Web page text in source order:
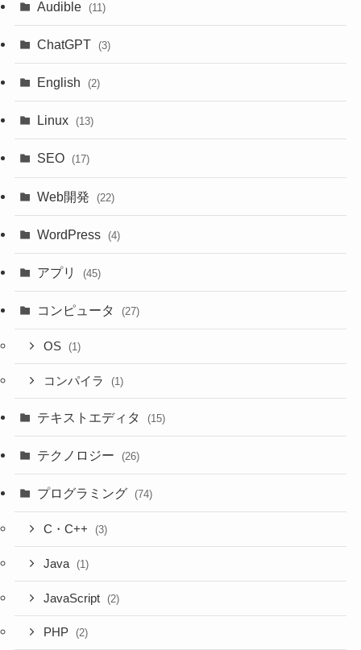
Audible (11)
ChatGPT (3)
English (2)
Linux (13)
SEO (17)
Web開発 (22)
WordPress (4)
アプリ (45)
コンピュータ (27)
OS (1)
コンパイラ (1)
テキストエディタ (15)
テクノロジー (26)
プログラミング (74)
C・C++ (3)
Java (1)
JavaScript (2)
PHP (2)